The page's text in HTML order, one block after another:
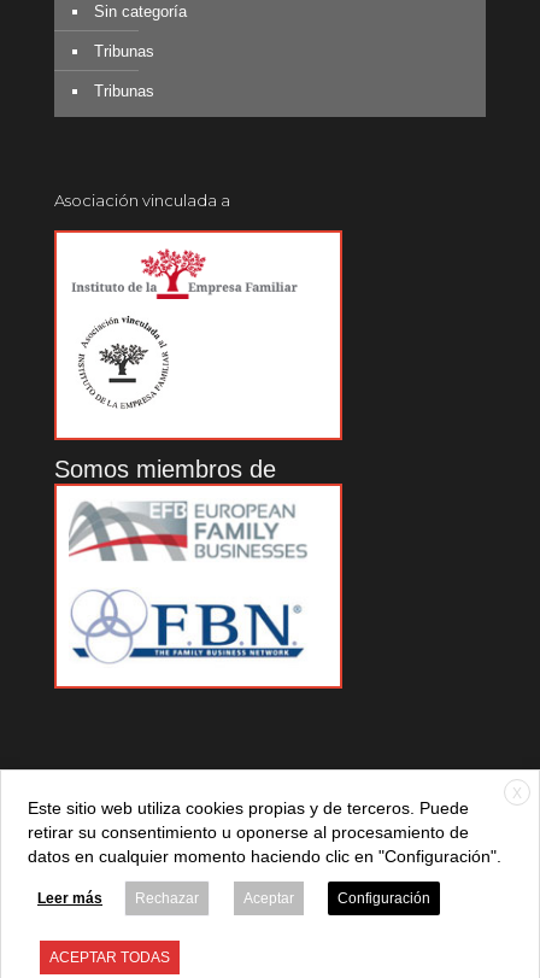
Sin categoría
Tribunas
Tribunas
Asociación vinculada a
Somos miembros de
© 2021 ADEFAN. Todos los derechos reservados. 621 236
881 |Política de privacidad|Aviso legal |Política de cookies
X
Este sitio web utiliza cookies propias y de terceros. Puede
retirar su consentimiento u oponerse al procesamiento de
datos en cualquier momento haciendo clic en "Configuración".
Leer más Rechazar Aceptar Configuración
ACEPTAR TODAS